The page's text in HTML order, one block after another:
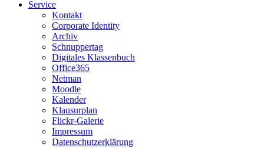
Service
Kontakt
Corporate Identity
Archiv
Schnuppertag
Digitales Klassenbuch
Office365
Netman
Moodle
Kalender
Klausurplan
Flickr-Galerie
Impressum
Datenschutzerklärung